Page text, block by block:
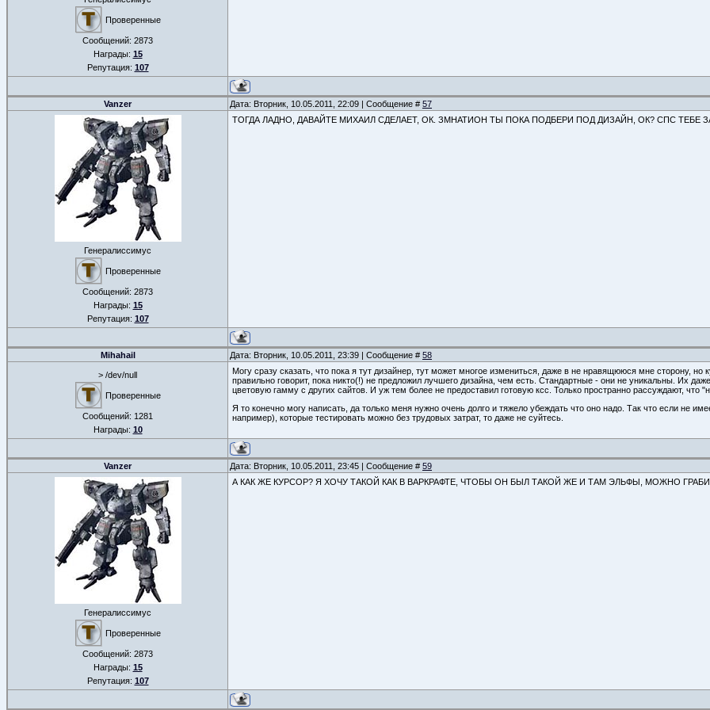
Проверенные
Сообщений: 2873
Награды: 15
Репутация: 107
Vanzer Дата: Вторник, 10.05.2011, 22:09 | Сообщение # 57
Генералиссимус
Проверенные
Сообщений: 2873
Награды: 15
Репутация: 107
ТОГДА ЛАДНО, ДАВАЙТЕ МИХАИЛ СДЕЛАЕТ, ОК. ЗМНАТИОН ТЫ ПОКА ПОДБЕРИ ПОД ДИЗАЙН, ОК? СПС ТЕБЕ
Mihahail Дата: Вторник, 10.05.2011, 23:39 | Сообщение # 58
> /dev/null
Проверенные
Сообщений: 1281
Награды: 10
Могу сразу сказать, что пока я тут дизайнер, тут может многое измениться, даже в не нравящююся мне сторону, но
правильно говорит, пока никто(!) не предложил лучшего дизайна, чем есть. Стандартные - они не уникальны. Их
цветовую гамму с других сайтов. И уж тем более не предоставил готовую ксс. Только пространно рассуждают, что
Я то конечно могу написать, да только меня нужно очень долго и тяжело убеждать что оно надо. Так что если не
например), которые тестировать можно без трудовых затрат, то даже не суйтесь.
Vanzer Дата: Вторник, 10.05.2011, 23:45 | Сообщение # 59
Генералиссимус
Проверенные
Сообщений: 2873
Награды: 15
Репутация: 107
А КАК ЖЕ КУРСОР? Я ХОЧУ ТАКОЙ КАК В ВАРКРАФТЕ, ЧТОБЫ ОН БЫЛ ТАКОЙ ЖЕ И ТАМ ЭЛЬФЫ, МОЖНО